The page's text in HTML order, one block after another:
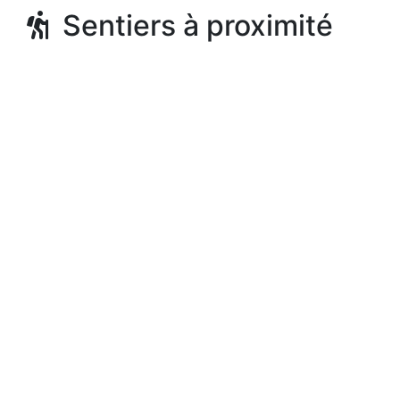
Sentiers à proximité